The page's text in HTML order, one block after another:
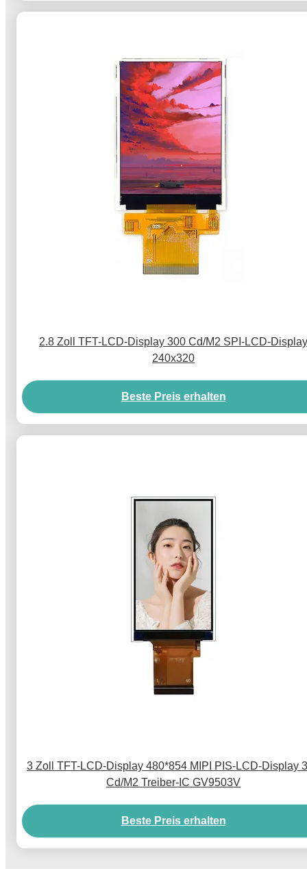
2.8 Zoll TFT-LCD-Display 300 Cd/M2 SPI-LCD-Display
240x320
Beste Preis erhalten
3 Zoll TFT-LCD-Display 480*854 MIPI PIS-LCD-Display
Cd/M2 Treiber-IC GV9503V
Beste Preis erhalten